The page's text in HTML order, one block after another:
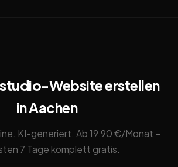
Website erstellen
in Aachen
KI-generiert. Ab 19,90 €/Monat –
7 Tage komplett gratis.